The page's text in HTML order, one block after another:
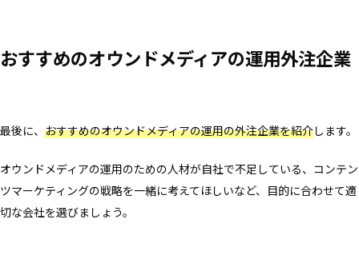
おすすめのオウンドメディアの運用外注企業
最後に、 おすすめのオウンドメディアの運用の外注企業を紹介します。
オウンドメディアの運用のための人材が自社で不足している、コンテン
ツマーケティングの戦略を一緒に考えてほしいなど、目的に合わせて適
切な会社を選びましょう。